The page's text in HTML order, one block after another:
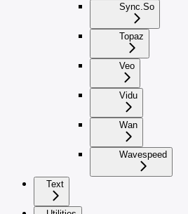
Sync.So
Topaz
Veo
Vidu
Wan
Wavespeed
Text